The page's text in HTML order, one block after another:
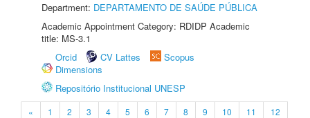
Department: DEPARTAMENTO DE SAÚDE PÚBLICA
Academic Appointment Category: RDIDP Academic
title: MS-3.1
Orcid
CV Lattes
Scopus
Dimensions
Repositório Institucional UNESP
« 1 2 3 4 5 6 7 8 9 10 11
12